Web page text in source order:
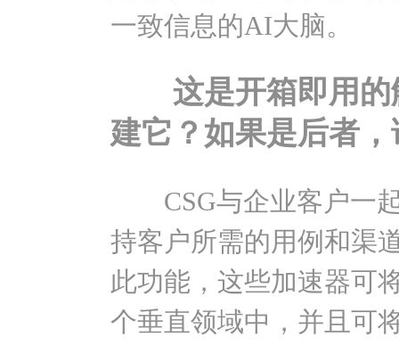
一致信息的AI大脑。
这是开箱即用的
建它？如果是后者
CSG与企业客户一起
持客户所需的用例和渠
此功能，这些加速器可
个垂直领域中，并且可